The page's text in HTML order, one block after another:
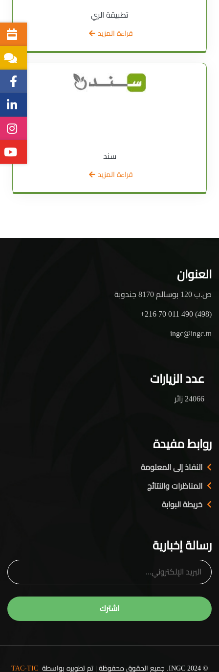
تطبيقة الري
قراءة المزيد
سند
قراءة المزيد
العنوان
ص.ب 120 بوسالم 8170 جندوبة
+216 70 011 490 (498)
ingc@ingc.tn
عدد الزيارات
24066 زائر
روابط مفيدة
النفاذ إلى المعلومة
المناظرات والنتائج
خريطة البوابة
رسالة إخبارية
© 2024 INGC. جميع الحقوق محفوظة | تم تطويره بواسطة TAC-TIC